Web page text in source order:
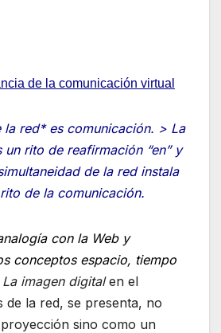
de la comunicación virtual
la red* es comunicación. > La
rito de reafirmación “en” y
de la red instala
de la comunicación.
con la Web y
conceptos espacio, tiempo
La imagen digitalen el
de la red, se presenta, no
sino como un